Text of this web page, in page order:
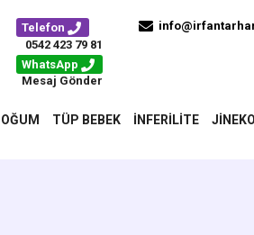
Telefon
0542 423 79 81
WhatsApp
Mesaj Gönder
TÜP BEBEK İNFERILITE